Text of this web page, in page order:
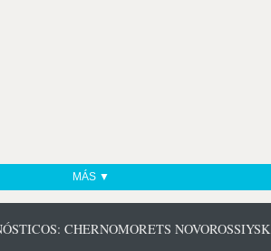
MÁS ▼
CHERNOMORETS NOVOROSSIYSK